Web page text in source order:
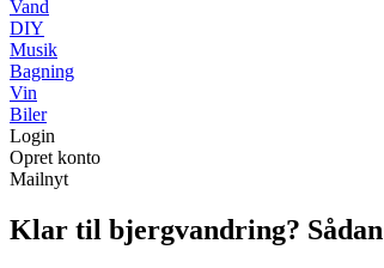
Vand
DIY
Musik
Bagning
Vin
Biler
Login
Opret konto
Mailnyt
Klar til bjergvandring?